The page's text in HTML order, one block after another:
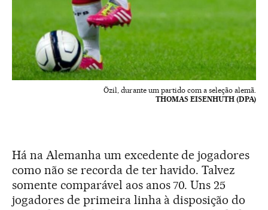
Özil, durante um partido com a seleção alemã.
THOMAS EISENHUTH (DPA)
Há na Alemanha um excedente de jogadores
como não se recorda de ter havido. Talvez
somente comparável aos anos 70. Uns 25
jogadores de primeira linha à disposição do